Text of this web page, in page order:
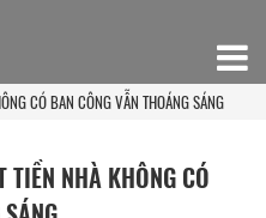
CÓ BAN CÔNG VẪN THOÁNG SÁNG
NHÀ KHÔNG CÓ